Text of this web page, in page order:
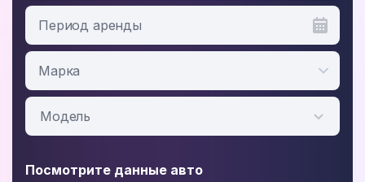
Период аренды
Посмотрите данные авто